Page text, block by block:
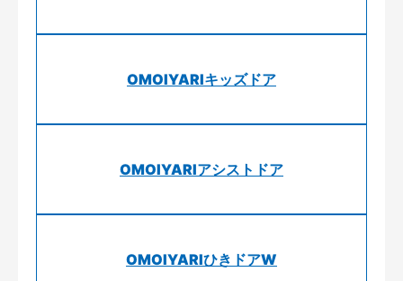
OMOIYARIキッズドア
OMOIYARIアシストドア
OMOIYARIひきドアW